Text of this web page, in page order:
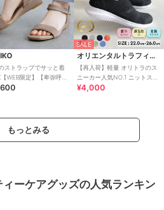
ストラップでサッと着
WEB限定】【卑弥呼
ゴムストラップサンダ
SALE
オリエンタルトラフィック
【再入荷】軽量 オリトラのス
ニーカー人気NO.1 ニットスニ
ーカー スリッポン /3709
¥4,000
もっとみる
ーケアグッズの人気ランキン